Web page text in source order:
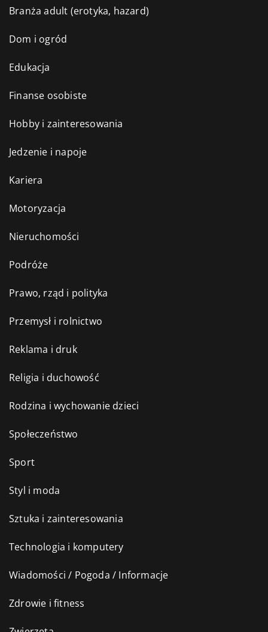
Branża adult (erotyka, hazard)
Dom i ogród
Edukacja
Finanse osobiste
Hobby i zainteresowania
Jedzenie i napoje
Kariera
Motoryzacja
Nieruchomości
Podróże
Prawo, rząd i polityka
Przemysł i rolnictwo
Reklama i druk
Religia i duchowość
Rodzina i wychowanie dzieci
Społeczeństwo
Sport
Styl i moda
Sztuka i zainteresowania
Technologia i komputery
Wiadomości / Pogoda / Informacje
Zdrowie i fitness